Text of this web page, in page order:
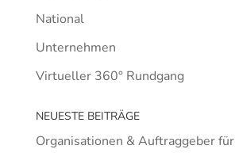
National
Unternehmen
Virtueller 360° Rundgang
NEUESTE BEITRÄGE
Organisationen & Auftraggeber für